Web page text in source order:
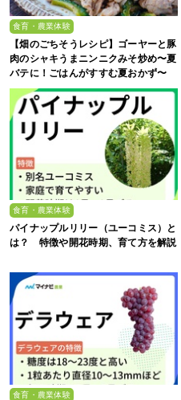
食育・農業体験
【畑のごちそうレシピ】ゴーヤーと豚
肉のシャキうまニンニクみそ炒め〜夏
バテに！ごはんがすすむ夏おかず〜
食育・農業体験
パイナップルリリー（ユーコミス）と
は？ 特徴や開花時期、育て方を解説
食育・農業体験